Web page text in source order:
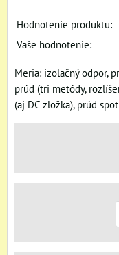
Hodnotenie produktu:
Vaše hodnotenie:
Meria: izolačný odpor,
prúd (tri metódy,
(aj DC zložka), prúd